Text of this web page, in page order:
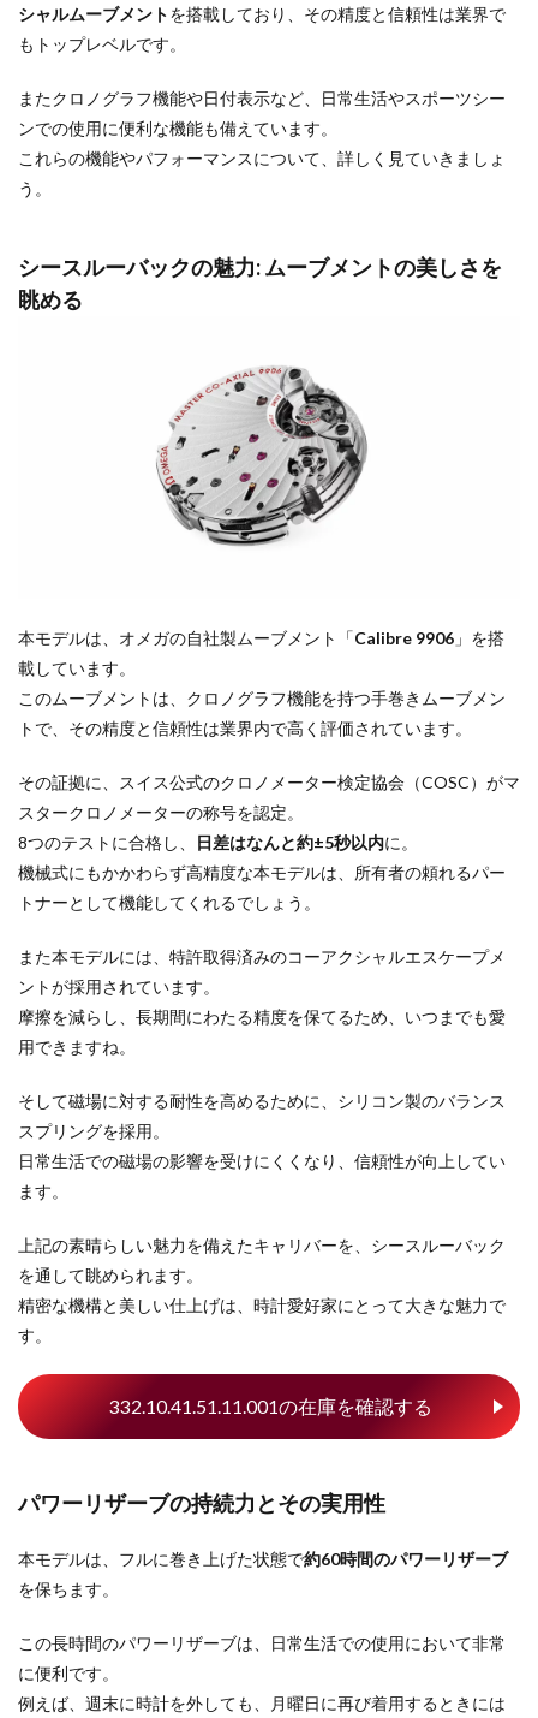
シャルムーブメントを搭載しており、その精度と信頼性は業界で
もトップレベルです。
またクロノグラフ機能や日付表示など、日常生活やスポーツシー
ンでの使用に便利な機能も備えています。
これらの機能やパフォーマンスについて、詳しく見ていきましょ
う。
シースルーバックの魅力: ムーブメントの美しさを
眺める
本モデルは、オメガの自社製ムーブメント「Calibre 9906 」を搭
載しています。
このムーブメントは、クロノグラフ機能を持つ手巻きムーブメン
トで、その精度と信頼性は業界内で高く評価されています。
その証拠に、スイス公式のクロノメーター検定協会（COSC）がマ
スタークロノメーターの称号を認定。
8つのテストに合格し、
日差はなんと約±5秒以内に。
機械式にもかかわらず高精度な本モデルは、所有者の頼れるパー
トナーとして機能してくれるでしょう。
また本モデルには、特許取得済みのコーアクシャルエスケープメ
ントが採用されています。
摩擦を減らし、長期間にわたる精度を保てるため、いつまでも愛
用できますね。
そして磁場に対する耐性を高めるために、シリコン製のバランス
スプリングを採用。
日常生活での磁場の影響を受けにくくなり、信頼性が向上してい
ます。
上記の素晴らしい魅力を備えたキャリバーを、シースルーバック
を通して眺められます。
精密な機構と美しい仕上げは、時計愛好家にとって大きな魅力で
す。
332.10.41.51.11.001の在庫を確認する
パワーリザーブの持続力とその実用性
本モデルは、フルに巻き上げた状態で約60時間のパワーリザーブ
を保ちます。
この長時間のパワーリザーブは、日常生活での使用において非常
に便利です。
例えば、週末に時計を外しても、月曜日に再び着用するときには